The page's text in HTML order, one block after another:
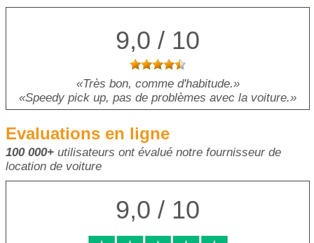
9,0 / 10
Très bon, comme d'habitude.
Speedy pick up, pas de problèmes avec la voiture.
Evaluations en ligne
100 000+ utilisateurs ont évalué notre fournisseur de
location de voiture
9,0 / 10